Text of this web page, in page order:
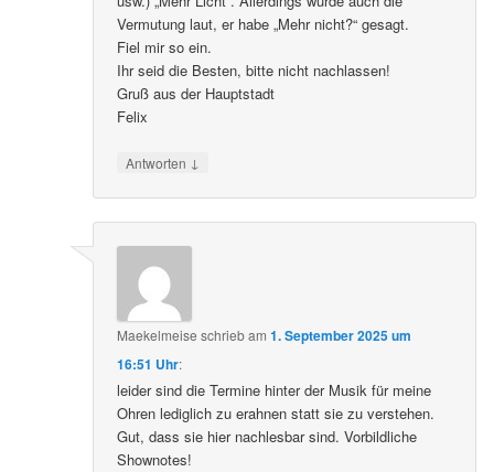
Vermutung laut, er habe „Mehr nicht?“ gesagt.
Fiel mir so ein.
Ihr seid die Besten, bitte nicht nachlassen!
Gruß aus der Hauptstadt
Felix
Antworten ↓
Maekelmeise schriebam1. September 2025 um
16:51 Uhr:
leider sind die Termine hinter der Musik für meine
Ohren lediglich zu erahnen statt sie zu verstehen.
Gut, dass sie hier nachlesbar sind. Vorbildliche
Shownotes!